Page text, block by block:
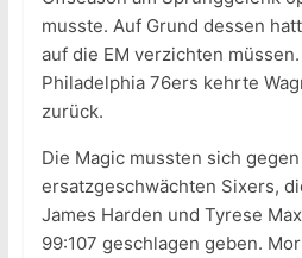
musste. Auf Grund dessen
auf die EM verzichten
Philadelphia 76ers kehrte
zurück.
Die Magic mussten sich
ersatzgeschwächten Sixers,
James Harden und Tyrese
99:107 geschlagen geben.